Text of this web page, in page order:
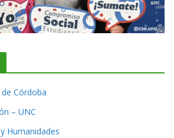
Córdoba
– UNC
Humanidades